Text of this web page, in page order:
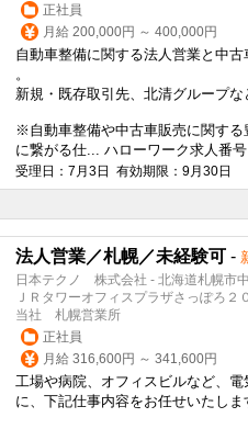
正社員
月給 200,000円 ～ 400,000円
自動車整備に関する法人営業と中
。
新規・既存取引先、北清グループな
※自動車整備や中古車販売に関す
に繋がる仕... ハローワーク求人番号
受理日：7月3日 有効期限：9月30日
法人営業／札幌／未経験可 -
日本テクノ 株式会社 - 北海道札幌市
ＪＲタワーオフィスプラザさっぽろ２
当社 札幌営業所
正社員
月給 316,600円 ～ 341,600円
工場や病院、オフィスビルなど、
に、下記仕事内容をお任せいたしま